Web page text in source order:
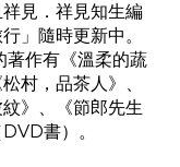
見．祥見知生編
」隨時更新中。
作有《溫柔的蔬
村，品茶人》、
》、《節郎先生
書）。